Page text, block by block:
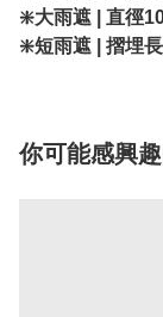
❇️大雨遮 | 直徑
❇️短雨遮 | 摺埋
你可能感興